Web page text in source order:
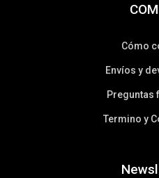
Cómo
Envíos y
Preguntas
Termino y